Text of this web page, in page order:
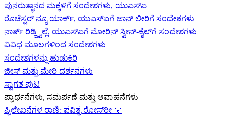
ಪುನರುತ್ಥಾನದ ಮಕ್ಕಳಿಗೆ ಸಂದೇಶಗಳು, ಯುಎಸ್‌ಏ
ರೊಚೆಸ್ಟರ್ ನ್ಯೂ ಯಾರ್ಕ್, ಯುಎಸ್‌ಏ‍ಗೆ ಜಾನ್ ಲೀರಿ‍ಗೆ ಸಂದೇಶಗಳು
ನಾರ್ತ್ ರಿಡ್ಜ್ವಿಲ್ಲೆ, ಯುಎಸ್‌ಏ‍ಗೆ ಮೋರಿನ್ ಸ್ವೀನ್-ಕೈಲ್‍ಗೆ ಸಂದೇಶಗಳು
ವಿವಿಧ ಮೂಲಗಳಿಂದ ಸಂದೇಶಗಳು
ಸಂದೇಶಗಳನ್ನು ಹುಡುಕಿರಿ
ಜೀಸ್‌ ಮತ್ತು ಮೇರಿ ದರ್ಶನಗಳು
ಸ್ವಾಗತ ಪುಟ
ಪ್ರಾರ್ಥನೆಗಳು, ಸಮರ್ಪಣೆ ಮತ್ತು ಆವಾಹನೆಗಳು
ಪ್ರಿಲೇಖನೆಗಳ ರಾಣಿ: ಪವಿತ್ರ ರೋಸ್‌ರೀ 🌹